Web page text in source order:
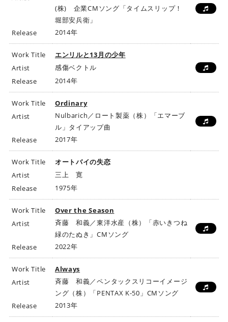
(株) 企業CMソング「タイムスリップ！
堀部安兵衛」
Release
2014年
Work Title
エンリルと13月の少年
Artist
感傷ベクトル
Release
2014年
Work Title
Ordinary
Artist
Nulbarich／ロート製薬（株）「エマーブ
ル」タイアップ曲
Release
2017年
Work Title
オートバイの失恋
Artist
三上 寛
Release
1975年
Work Title
Over the Season
Artist
斉藤 和義／東洋水産（株）「赤いきつね
緑のたぬき」CMソング
Release
2022年
Work Title
Always
Artist
斉藤 和義／ペンタックスリコーイメージ
ング（株）「PENTAX K-50」CMソング
Release
2013年